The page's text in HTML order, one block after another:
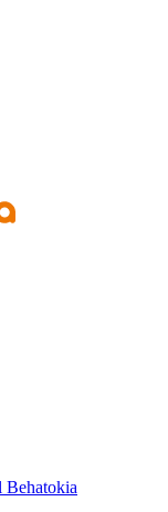
Behatokia